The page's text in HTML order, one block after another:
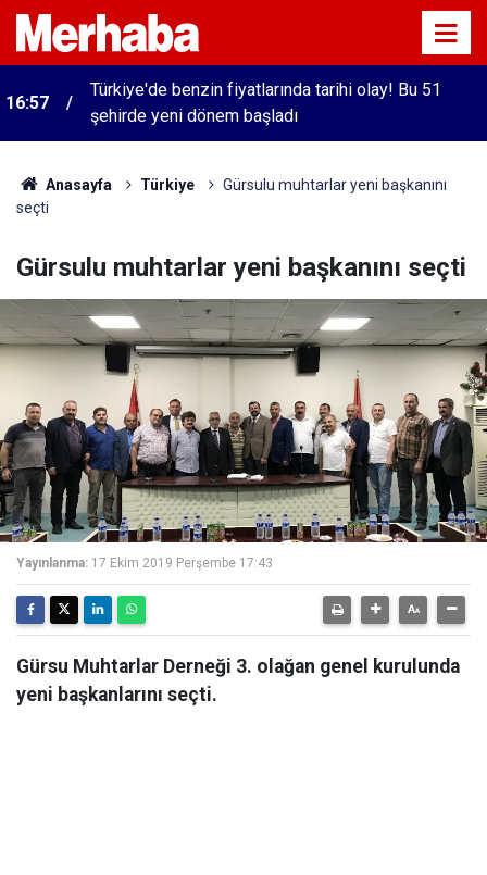
16:57
Türkiye'de benzin fiyatlarında tarihi olay! Bu 51
şehirde yeni dönem başladı
Anasayfa Türkiye
Gürsulu muhtarlar yeni başkanını
seçti
Gürsulu muhtarlar yeni başkanını seçti
Yayınlanma: 17 Ekim 2019 Perşembe 17:43
Gürsu Muhtarlar Derneği 3. olağan genel kurulunda
yeni başkanlarını seçti.